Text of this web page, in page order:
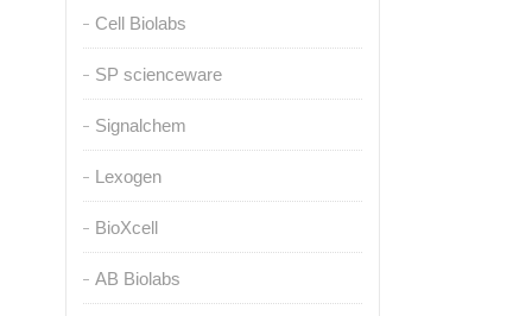
Cell Biolabs
SP scienceware
Signalchem
Lexogen
BioXcell
AB Biolabs